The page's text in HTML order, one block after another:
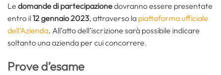
Le domande di partecipazionedovranno essere presentate
entro il12 gennaio 2023, attraverso la piattaforma ufficiale
dell’Azienda. All’atto dell’iscrizione sarà possibile indicare
soltanto una azienda per cui concorrere.
Prove d’esame